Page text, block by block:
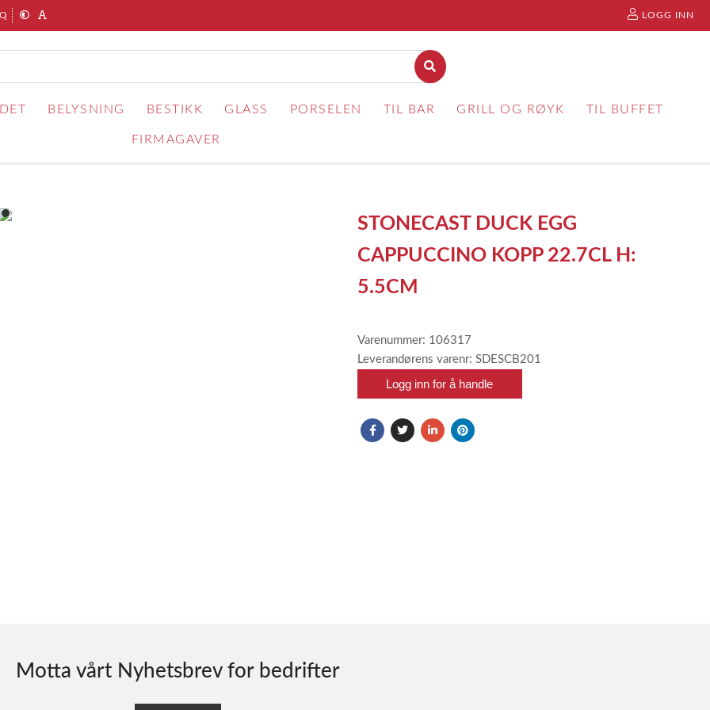
LOGG INN
BELYSNING BESTIKK GLASS PORSELEN TIL BAR GRILL OG RØYK TIL BUFFET
FIRMAGAVER
item
STONECAST DUCK EGG
CAPPUCCINO KOPP 22.7CL H:
5.5CM
Varenummer: 106317
Leverandørens varenr: SDESCB201
Logg inn for å handle
Motta vårt Nyhetsbrev for bedrifter